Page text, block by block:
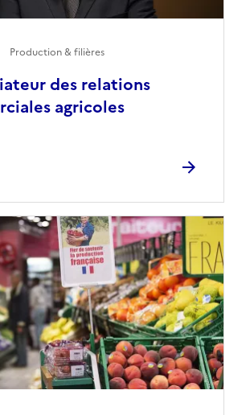
des relations
agricoles
Production & filières